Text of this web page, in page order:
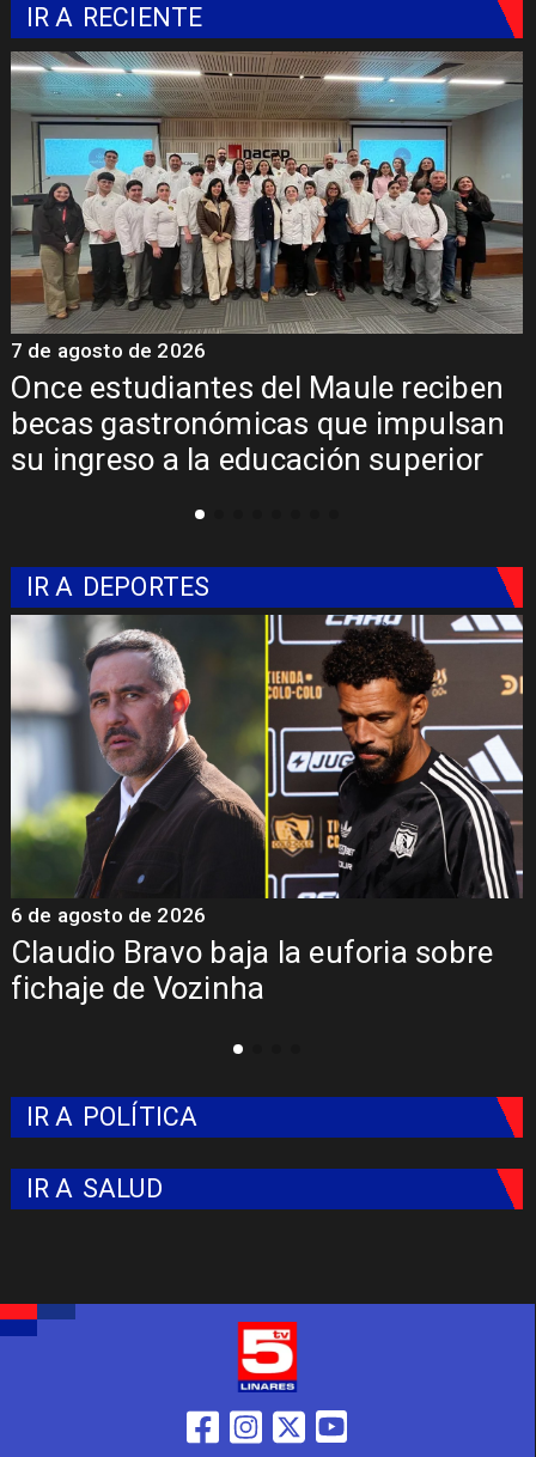
IR A RECIENTE
Álvarez-Salamanca lidera la apuesta
regional para consolidar el Paso
Pehuenche como alternativa a Los
7 de agosto de 2026
IR A DEPORTES
Presentación de Vozinha en Colo
Colo: Fecha, Estadio y Contrato
5 de agosto de 2026
IR A POLÍTICA
IR A SALUD